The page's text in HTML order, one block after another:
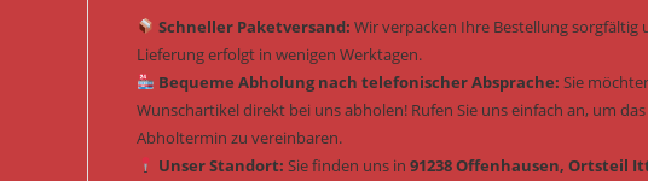
Schneller Paketversand: Wir verpacken Ihre Bestellung sorgfältig
Lieferung erfolgt in wenigen Werktagen.
Bequeme Abholung nach telefonischer Absprache: Sie
Wunschartikel direkt bei uns abholen! Rufen Sie uns einfach an, um
Abholtermin zu vereinbaren.
Unser Standort: Sie finden uns in 91238 Offenhausen, Ortsteil